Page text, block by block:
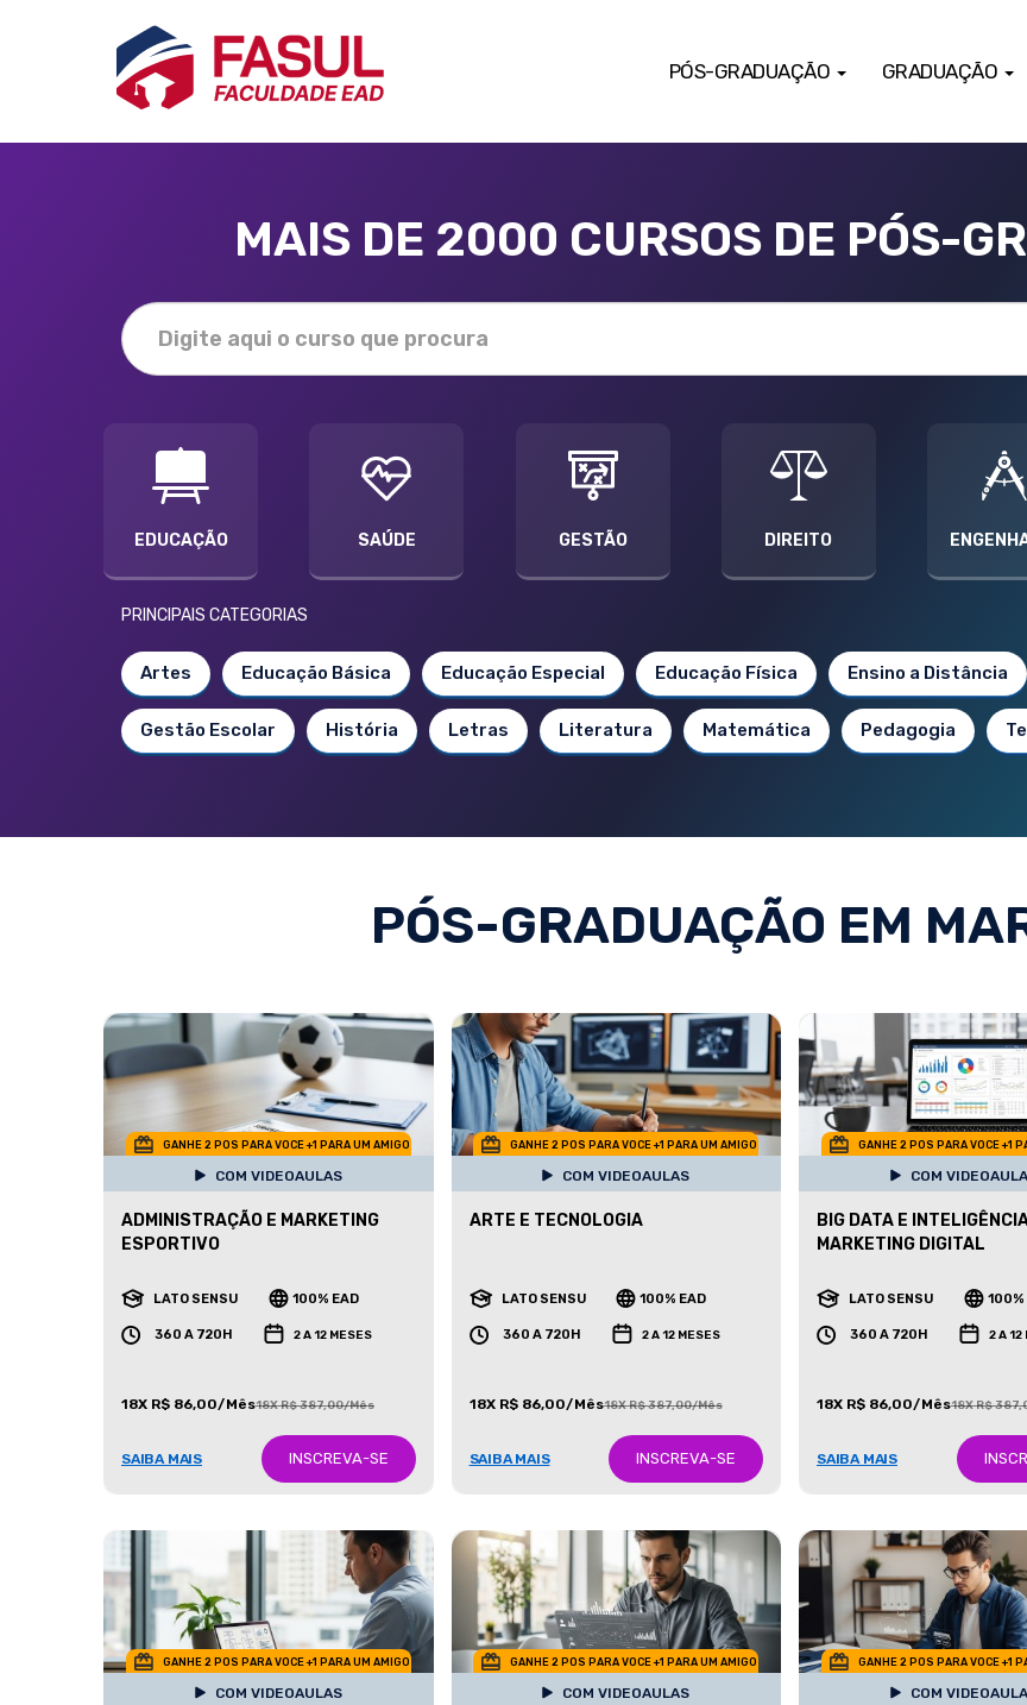
PÓS-GRADUAÇÃO GRADUAÇÃO
MAIS DE 2000 CURSOS DE PÓS-
EDUCAÇÃO SAÚDE GESTÃO DIREITO
PRINCIPAIS CATEGORIAS
Artes Educação Básica Educação Especial Educação Física Ensino a Distância
Gestão Escolar História Letras Literatura Matemática Pedagogia
PÓS-GRADUAÇÃO EM
GANHE 2 POS PARA VOCE +1 PARA UM AMIGO
COM VIDEOAULAS
ADMINISTRAÇÃO E MARKETING
ESPORTIVO
LATO SENSU 100% EAD
360 A 720H 2 A 12 MESES
18X R$ 86,00/Mês18X R$ 387,00/Mês
SAIBA MAIS INSCREVA-SE
GANHE 2 POS PARA VOCE +1 PARA UM AMIGO
COM VIDEOAULAS
ARTE E TECNOLOGIA
LATO SENSU 100% EAD
360 A 720H 2 A 12 MESES
18X R$ 86,00/Mês18X R$ 387,00/Mês
SAIBA MAIS INSCREVA-SE
GANHE 2 POS PARA VOCE +1
COM
BIG DATA E
MARKETING DIGITAL
LATO SENSU 100%
360 A 720H 2 A 12
18X R$ 86,00/Mês18X R$
SAIBA MAIS
GANHE 2 POS PARA VOCE +1 PARA UM AMIGO
COM VIDEOAULAS
GANHE 2 POS PARA VOCE +1 PARA UM AMIGO
COM VIDEOAULAS
GANHE 2 POS PARA VOCE +1
COM